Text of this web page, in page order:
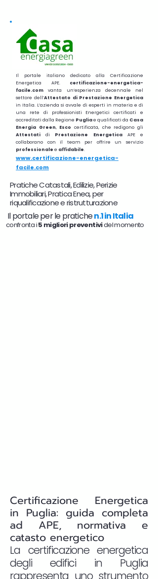
Il portale italiano dedicato alla Certificazione
Energetica APE. certificazione-energetica-
facile.com vanta un’esperienza decennale nel
settore dell’Attestato di Prestazione Energetica
in Italia. L’azienda si avvale di esperti in materia e di
una rete di professionisti Energetici certificati e
accreditati dalla Regione Pugliae qualificati da Casa
Energia Green, Escocertificata, che redigono gli
Attestatidi Prestazione EnergeticaAPE e
collaborano con il team per offrire un servizio
professionale e affidabile.
www.certificazione-energetica-
facile.com
Pratiche Catastali, Edilizie, Perizie
Immobiliari, Pratica Enea, per
riqualificazione e ristrutturazione
Il portale per le pratichen.1 in Italia
confronta i5 migliori preventividel momento
Certificazione Energetica
in Puglia: guida completa
ad APE, normativa e
catasto energetico
La certificazione energetica
degli edifici in Puglia
rappresenta uno strumento